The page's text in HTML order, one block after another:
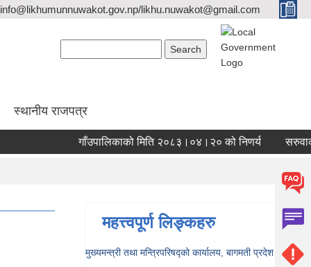
info@likhumunnuwakot.gov.np/likhu.nuwakot@gmail.com
स्थानीय राजपत्र
गाँउपालिकाको मिति २०८३।०४।२० को निणर्य सरुवाका
महत्त्वपूर्ण लिङ्कहरु
मुख्यमन्त्री तथा मन्त्रिपरिषद्को कार्यालय, बागमती प्रदेश